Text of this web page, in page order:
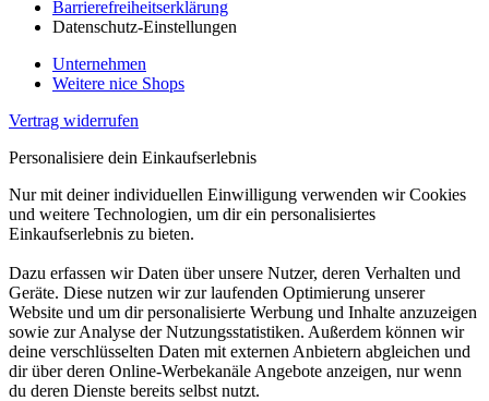
Barrierefreiheitserklärung
Datenschutz-Einstellungen
Unternehmen
Weitere nice Shops
Vertrag widerrufen
Personalisiere dein Einkaufserlebnis
Nur mit deiner individuellen Einwilligung verwenden wir Cookies
und weitere Technologien, um dir ein personalisiertes
Einkaufserlebnis zu bieten.
Dazu erfassen wir Daten über unsere Nutzer, deren Verhalten und
Geräte. Diese nutzen wir zur laufenden Optimierung unserer
Website und um dir personalisierte Werbung und Inhalte anzuzeigen
sowie zur Analyse der Nutzungsstatistiken. Außerdem können wir
deine verschlüsselten Daten mit externen Anbietern abgleichen und
dir über deren Online-Werbekanäle Angebote anzeigen, nur wenn
du deren Dienste bereits selbst nutzt.